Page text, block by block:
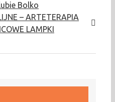
Bolko
– ARTETERAPIA
LAMPKI